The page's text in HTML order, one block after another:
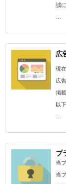
誠
広
現
広
掲
以
プ
当
当